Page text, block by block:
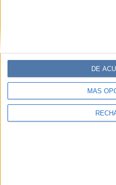
MÁS
DE